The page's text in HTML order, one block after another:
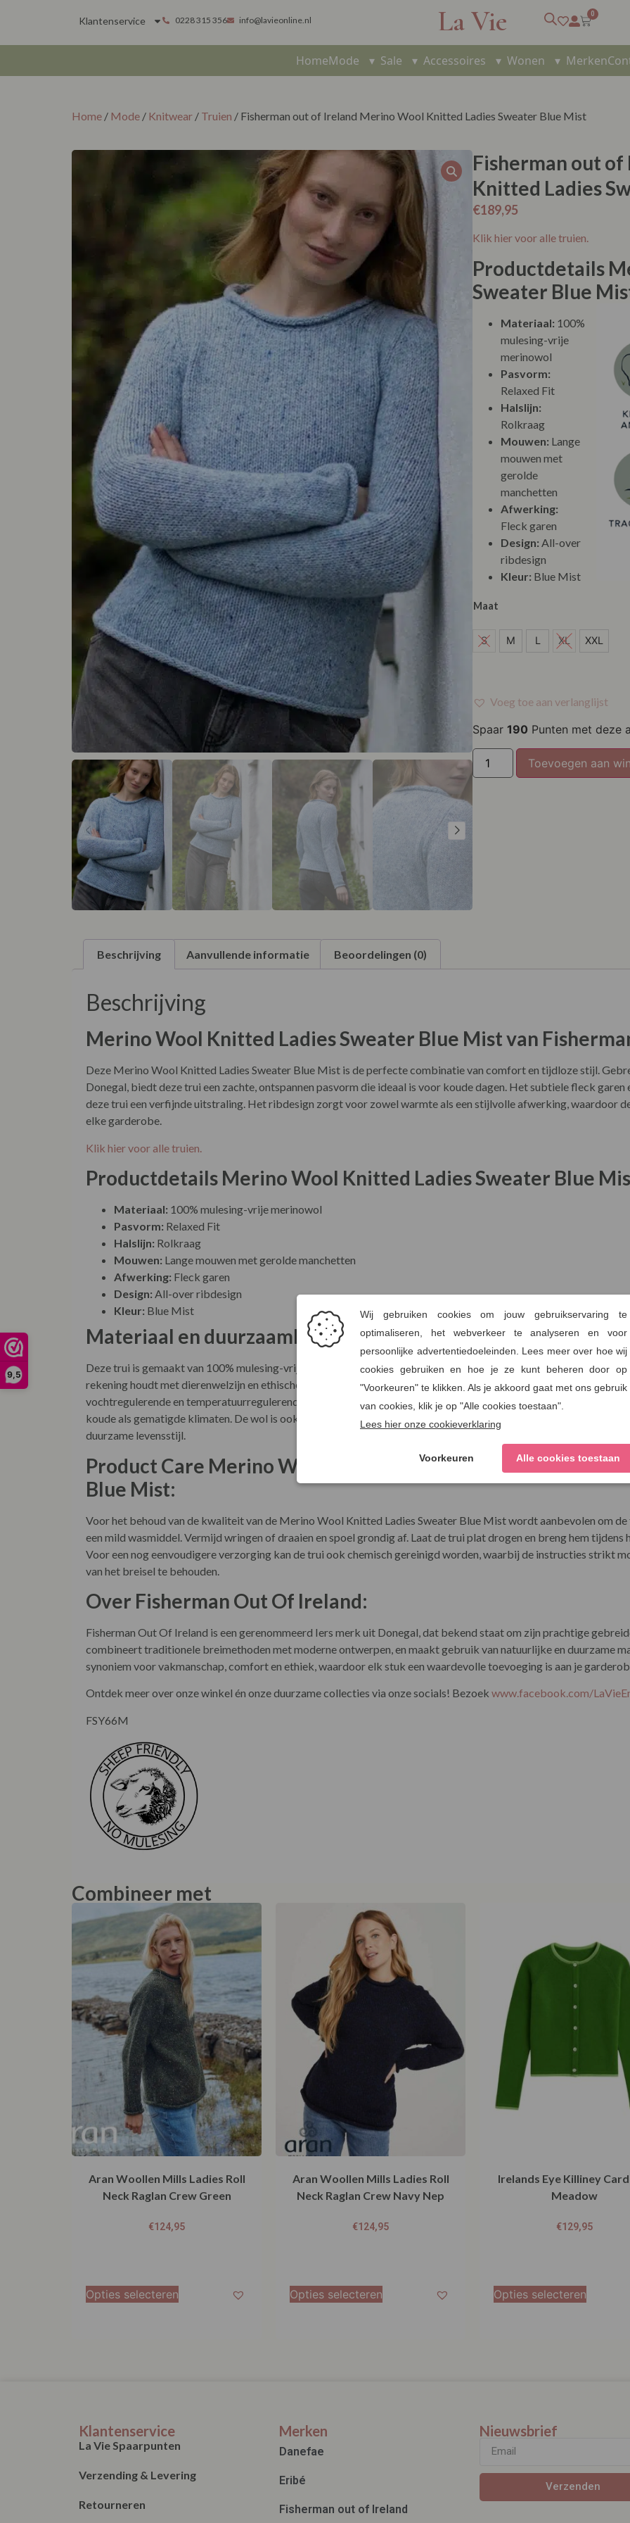
9,5
Klantenservice 0228 315 356 info@lavieonline.nl La Vie 0
HomeMode ▾ Sale ▾ Accessoires ▾ Wonen ▾ Merken
Home / Mode / Knitwear / Truien / Fisherman out of Ireland Merino Wool Knitted Ladies Sweater Blue Mist
Fisherman out
Knitted Ladies
€189,95
Klik hier voor alle truien.
Productdetails
Sweater Blue
Materiaal: 100%
mulesing-vrije
merinowol
Pasvorm:
Relaxed Fit
Halslijn:
Rolkraag
Mouwen: Lange
mouwen met
gerolde
manchetten
Afwerking:
Fleck garen
Design: All-over
ribdesign
Kleur: Blue Mist
Maat
M
S M L XL XXL
Voeg toe aan verlanglijst
Spaar 190 Punten met deze
Toevoegen aan
Beschrijving Aanvullende informatie Beoordelingen (0)
Beschrijving
Merino Wool Knitted Ladies Sweater Blue Mist van
Deze Merino Wool Knitted Ladies Sweater Blue Mist is de perfecte combinatie van comfort en tijdloze stijl.
Donegal, biedt deze trui een zachte, ontspannen pasvorm die ideaal is voor koude dagen. Het subtiele fleck
deze trui een verfijnde uitstraling. Het ribdesign zorgt voor zowel warmte als een stijlvolle afwerking, waardoor
elke garderobe.
Klik hier voor alle truien.
Productdetails Merino Wool Knitted Ladies Sweater Blue
Materiaal: 100% mulesing-vrije merinowol
Pasvorm: Relaxed Fit
Halslijn: Rolkraag
Mouwen: Lange mouwen met gerolde manchetten
Afwerking: Fleck garen
Design: All-over ribdesign
Kleur: Blue Mist
Materiaal en duurzaamheid:
Deze trui is gemaakt van 100% mulesing-vrije merinowol, wat betekent dat het productieproces rekening houdt
staat bekend om zijn ademende, vochtregulerende en temperatuurregulerende eigenschappen, waardoor het
De wol is ook volledig biologisch afbreekbaar, wat bijdraagt aan een duurzame levensstijl.
Product Care Merino Wool Knitted Ladies Sweater Blue Mist:
Voor het behoud van de kwaliteit van de Merino Wool Knitted Ladies Sweater Blue Mist wordt aanbevolen om de
een mild wasmiddel. Vermijd wringen of draaien en spoel grondig af. Laat de trui plat drogen en breng hem tijdens
Voor een nog eenvoudigere verzorging kan de trui ook chemisch gereinigd worden, waarbij de instructies strikt
Over Fisherman Out Of Ireland:
Fisherman Out Of Ireland is een gerenommeerd Iers merk uit Donegal, dat bekend staat om zijn prachtige
combineert traditionele breimethoden met moderne ontwerpen, en maakt gebruik van natuurlijke en duurzame
synoniem voor vakmanschap, comfort en ethiek, waardoor elk stuk een waardevolle toevoeging is aan je
Ontdek meer over onze winkel én onze duurzame collecties via onze socials! Bezoekwww.facebook.com/
FSY66M
Combineer met
Aran Woollen Mills Ladies Roll
Neck Raglan Crew Green
Aran Woollen Mills Ladies Roll
Neck Raglan Crew Navy Nep
Retourneren
Bestellen
Betalen
Eribé
Fisherman out of Ireland
Irelands Eye
John Hanly
Verzenden